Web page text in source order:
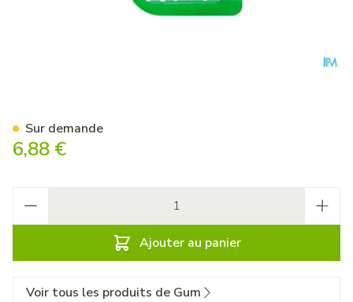
6,88 €
Ajouter au panier
Sur demande
Voir tous les produits de Gum